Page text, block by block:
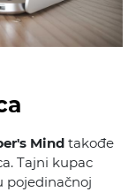
Mind takođe
Tajni kupac
pojedinačnoj